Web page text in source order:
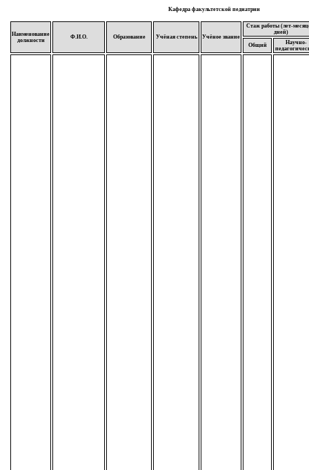
Кафедра факультетской педиатрии
Наименование
должности
Ф.И.О. Образование Учёная степень Учёное звание
Стаж работы (лет-
дней)
Общий
Научно-